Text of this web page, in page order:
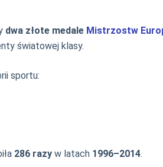
dwa złote medale Mistrzostw
światowej klasy.
sportu:
286 razy w latach 1996–2014.